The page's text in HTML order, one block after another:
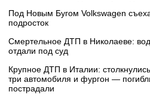
Под Новым Бугом Volkswagen
подросток
Смертельное ДТП в Николаеве:
отдали под суд
Крупное ДТП в Италии: столкнулись
три автомобиля и фургон —
пострадали